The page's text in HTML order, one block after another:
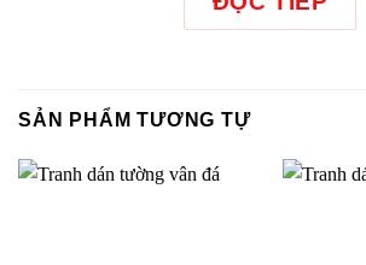
SẢN PHẨM TƯƠNG TỰ